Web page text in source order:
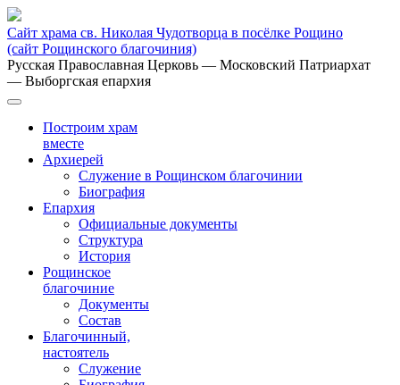
Сайт храма св. Николая Чудотворца в посёлке Рощино
(сайт Рощинского благочиния)
Русская Православная Церковь — Московский Патриархат
— Выборгская епархия
Построим храм
вместе
Архиерей
Служение в Рощинском благочинии
Биография
Епархия
Официальные документы
Структура
История
Рощинское
благочиние
Документы
Состав
Благочинный,
настоятель
Служение